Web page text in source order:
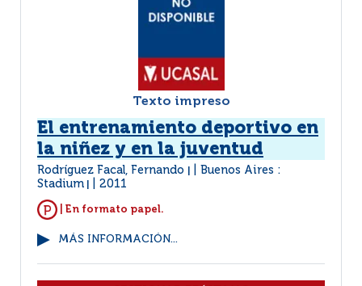
Texto impreso
El entrenamiento deportivo en
la niñez y en la juventud
Rodríguez Facal, Fernando
Buenos Aires :
Stadium
2011
| En formato papel.
MÁS INFORMACIÓN...